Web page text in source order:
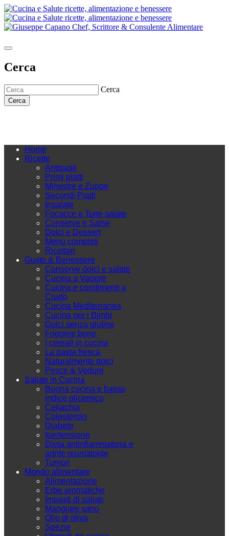
Cerca
Cerca
Cerca
Home
Ricette
Antipasti
Primi piatti
Minestre e Zuppe
Secondi Piatti
Insalate
Focacce e Torte salate
Conserve e Salse
Dolci e Dessert
Menu completi
Ricettari
Gusto & Benessere
Conserve dolci e salate
Cucina a Vapore
Cucina e condimenti a
Crudo
Cucina Mediterranea
Cucina per i Bimbi
Dolci senza glutine
Friggere bene
I cereali in cucina
La pasta fresca
Naturalmente dolci
Pesce & Vedure
Salute in Cucina
Buona cucina e basso
indice glicemico
Celiachia
Colesterolo
Diabete
Ipertensione
Dieta antinfiammatoria e
artrite reumatoide
Tumori
Mondo alimentare
Alimentazione
Erbe aromatiche
Impasti di salute
Mangiare sano
Olio di oliva
Spezie